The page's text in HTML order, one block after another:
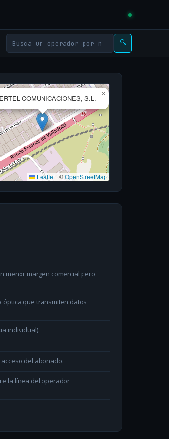
🔍
COMUNICACIONES, S.L.
×
Leaflet | ©OpenStreetMap
menor margen comercial pero
óptica que transmiten datos
individual).
del abonado.
la línea del operador